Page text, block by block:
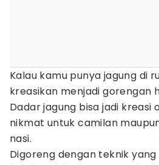
Kalau kamu punya jagung di
kreasikan menjadi gorengan
Dadar jagung bisa jadi kreasi
nikmat untuk camilan
nasi.
Digoreng dengan teknik